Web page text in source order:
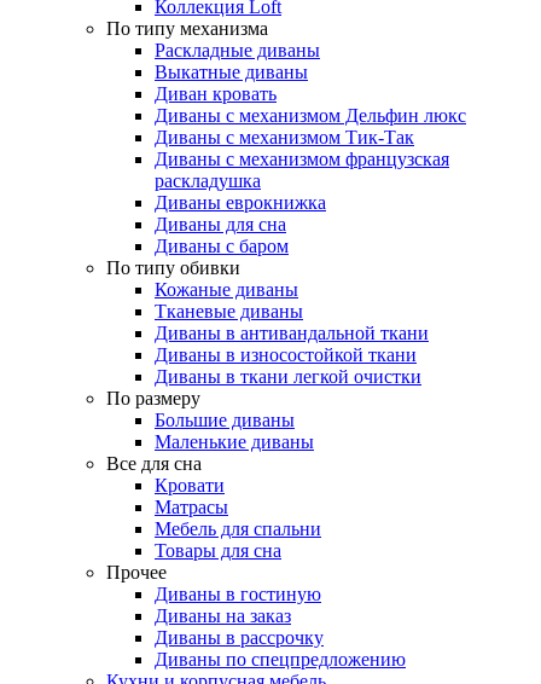
Коллекция Loft
По типу механизма
Раскладные диваны
Выкатные диваны
Диван кровать
Диваны с механизмом Дельфин люкс
Диваны с механизмом Тик-Так
Диваны с механизмом французская
раскладушка
Диваны еврокнижка
Диваны для сна
Диваны с баром
По типу обивки
Кожаные диваны
Тканевые диваны
Диваны в антивандальной ткани
Диваны в износостойкой ткани
Диваны в ткани легкой очистки
По размеру
Большие диваны
Маленькие диваны
Все для сна
Кровати
Матрасы
Мебель для спальни
Товары для сна
Прочее
Диваны в гостиную
Диваны на заказ
Диваны в рассрочку
Диваны по спецпредложению